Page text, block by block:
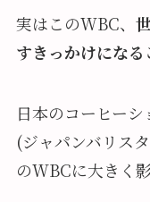
実はこのWBC、
すきっかけにな
日本のコーヒー
(ジャパンバリス
のWBCに大きく